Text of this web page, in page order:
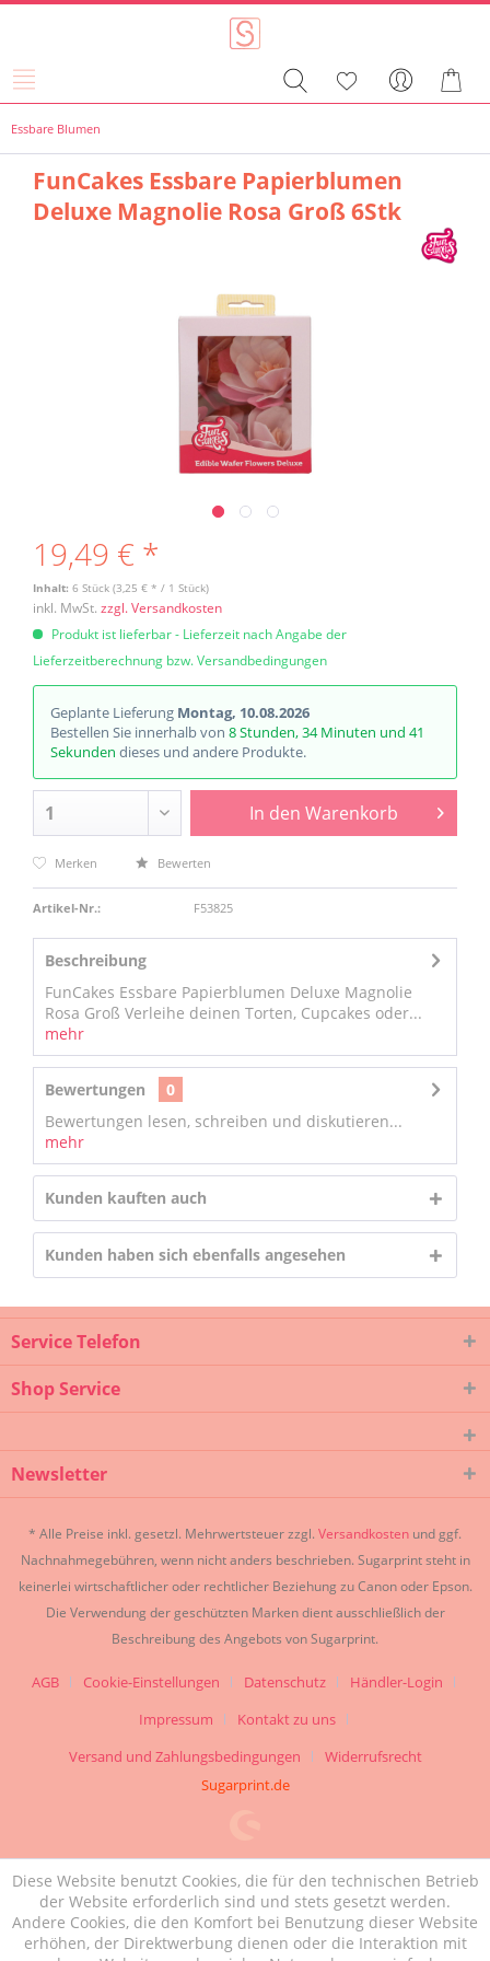
Essbare Blumen
FunCakes Essbare Papierblumen
Deluxe Magnolie Rosa Groß 6Stk
19,49 € *
Inhalt: 6 Stück (3,25 € * / 1 Stück)
inkl. MwSt. zzgl. Versandkosten
Produkt ist lieferbar - Lieferzeit nach Angabe der
Lieferzeitberechnung bzw. Versandbedingungen
Geplante Lieferung Montag, 10.08.2026
Bestellen Sie innerhalb von 8 Stunden, 34 Minuten und 40
Sekunden dieses und andere Produkte.
In den Warenkorb
Merken Bewerten
Artikel-Nr.: F53825
Beschreibung
FunCakes Essbare Papierblumen Deluxe Magnolie
Rosa Groß Verleihe deinen Torten, Cupcakes oder...
mehr
Bewertungen
0
Bewertungen lesen, schreiben und diskutieren...
mehr
Kunden kauften auch
Kunden haben sich ebenfalls angesehen
Service Telefon
Shop Service
Newsletter
* Alle Preise inkl. gesetzl. Mehrwertsteuer zzgl. Versandkosten und ggf.
Nachnahmegebühren, wenn nicht anders beschrieben. Sugarprint steht in
keinerlei wirtschaftlicher oder rechtlicher Beziehung zu Canon oder Epson.
Die Verwendung der geschützten Marken dient ausschließlich der
Beschreibung des Angebots von Sugarprint.
AGB Cookie-Einstellungen Datenschutz
Händler-Login
Impressum
Kontakt zu uns
Versand und Zahlungsbedingungen
Widerrufsrecht
Sugarprint.de
Diese Website benutzt Cookies, die für den technischen Betrieb
der Website erforderlich sind und stets gesetzt werden.
Andere Cookies, die den Komfort bei Benutzung dieser Website
erhöhen, der Direktwerbung dienen oder die Interaktion mit